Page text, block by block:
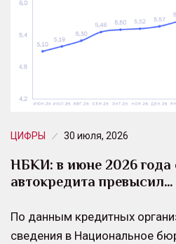
ЦИФРЫ 30 июля, 2026
НБКИ: в июне 2026 года
автокредита превысил…
По данным кредитных
сведения в Национальное